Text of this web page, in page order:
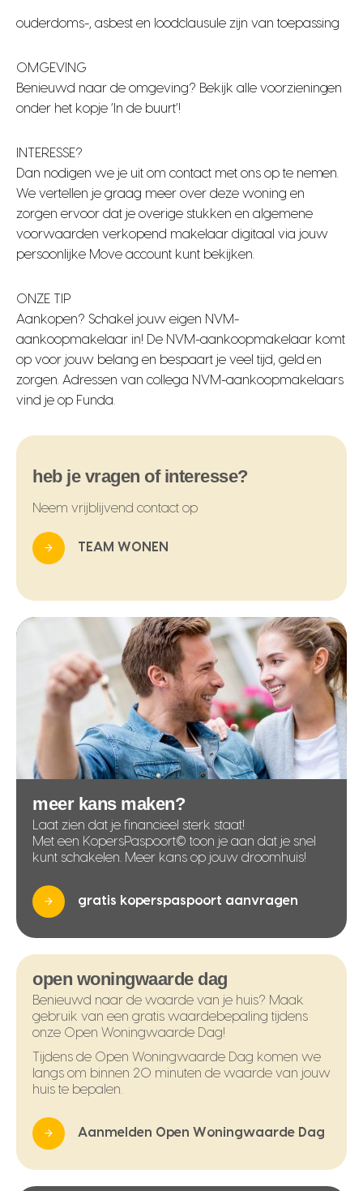
ouderdoms-, asbest en loodclausule zijn van toepassing
OMGEVING
Benieuwd naar de omgeving? Bekijk alle voorzieningen
onder het kopje ‘In de buurt’!
INTERESSE?
Dan nodigen we je uit om contact met ons op te nemen.
We vertellen je graag meer over deze woning en
zorgen ervoor dat je overige stukken en algemene
voorwaarden verkopend makelaar digitaal via jouw
persoonlijke Move account kunt bekijken.
ONZE TIP
Aankopen? Schakel jouw eigen NVM-
aankoopmakelaar in! De NVM-aankoopmakelaar komt
op voor jouw belang en bespaart je veel tijd, geld en
zorgen. Adressen van collega NVM-aankoopmakelaars
vind je op Funda.
heb je vragen of interesse?
Neem vrijblijvend contact op
TEAM WONEN
meer kans maken?
Laat zien dat je financieel sterk staat!
Met een KopersPaspoort© toon je aan dat je snel
kunt schakelen. Meer kans op jouw droomhuis!
gratis koperspaspoort aanvragen
open woningwaarde dag
Benieuwd naar de waarde van je huis? Maak
gebruik van een gratis waardebepaling tijdens
onze Open Woningwaarde Dag!
Tijdens de Open Woningwaarde Dag komen we
langs om binnen 20 minuten de waarde van jouw
huis te bepalen.
Aanmelden Open Woningwaarde Dag